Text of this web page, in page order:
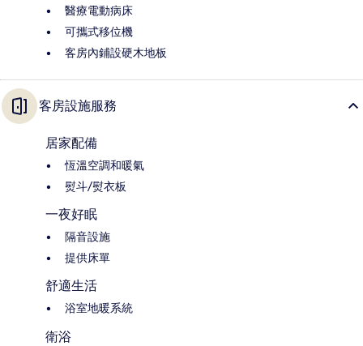
醫療電動病床
可攜式移位機
客房內鋪設硬木地板
客房設施服務
居家配備
恆溫空調和暖氣
熨斗/熨衣板
一夜好眠
隔音設施
提供床單
舒適生活
浴室地暖系統
衛浴